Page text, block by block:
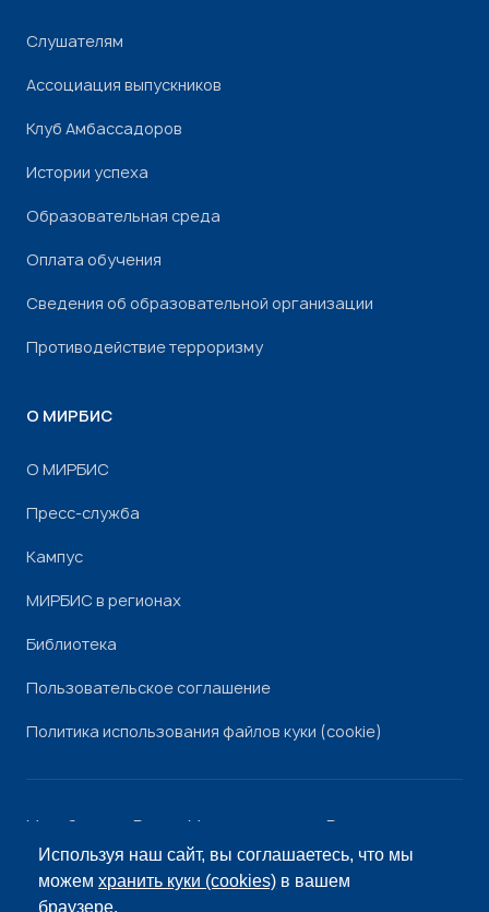
Используя наш сайт, вы соглашаетесь, что мы
можемхранить куки (cookies) в вашем
браузере.
Слушателям
Ассоциация выпускников
Клуб Амбассадоров
Истории успеха
Образовательная среда
Оплата обучения
Сведения об образовательной организации
Противодействие терроризму
О МИРБИС
О МИРБИС
Пресс-служба
Кампус
МИРБИС в регионах
Библиотека
Пользовательское соглашение
Политика использования файлов куки (cookie)
Минобрнауки России Минпросвещения России
РоскомнадзорРособрнадзор
© «МИРБИС», 2026